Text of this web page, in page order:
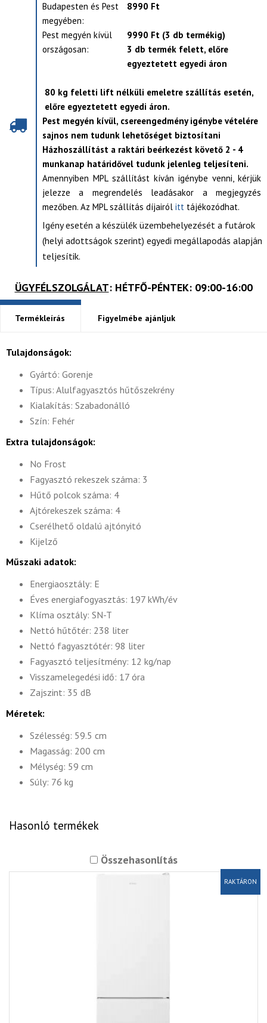
Budapesten és Pest
megyében:
8990 Ft
Pest megyén kívül
országosan:
9990 Ft (3 db termékig)
3 db termék felett, előre
egyeztetett egyedi áron
80 kg feletti lift nélküli emeletre szállítás esetén,
előre egyeztetett egyedi áron.
Pest megyén kívül, csereengedmény igénybe vételére
sajnos nem tudunk lehetőséget biztosítani
Házhoszállítást a raktári beérkezést követő 2 - 4
munkanap határidővel tudunk jelenleg teljesíteni.
Amennyiben MPL szállítást kíván igénybe venni, kérjük
jelezze a megrendelés leadásakor a megjegyzés
mezőben. Az MPL szállítás díjairól itt tájékozódhat.
Igény esetén a készülék üzembehelyezését a futárok
(helyi adottságok szerint) egyedi megállapodás alapján
teljesítik.
ÜGYFÉLSZOLGÁLAT: HÉTFŐ-PÉNTEK: 09:00-16:00
Termékleírás Figyelmébe ajánljuk
Tulajdonságok:
Gyártó: Gorenje
Típus: Alulfagyasztós hűtőszekrény
Kialakítás: Szabadonálló
Szín: Fehér
Extra tulajdonságok:
No Frost
Fagyasztó rekeszek száma: 3
Hűtő polcok száma: 4
Ajtórekeszek száma: 4
Cserélhető oldalú ajtónyitó
Kijelző
Műszaki adatok:
Energiaosztály: E
Éves energiafogyasztás: 197 kWh/év
Klíma osztály: SN-T
Nettó hűtőtér: 238 liter
Nettó fagyasztótér: 98 liter
Fagyasztó teljesítmény: 12 kg/nap
Visszamelegedési idő: 17 óra
Zajszint: 35 dB
Méretek:
Szélesség: 59.5 cm
Magasság: 200 cm
Mélység: 59 cm
Súly: 76 kg
Hasonló termékek
Összehasonlítás
RAKTÁRON